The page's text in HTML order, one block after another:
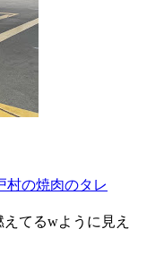
村の焼肉のタレ
てるwように見え